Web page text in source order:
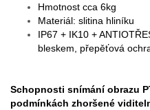
Hmotnost cca 6kg
Materiál: slitina hliníku
IP67 + IK10 +
bleskem, přepěťová
Schopnosti snímání obrazu
podmínkách zhoršené